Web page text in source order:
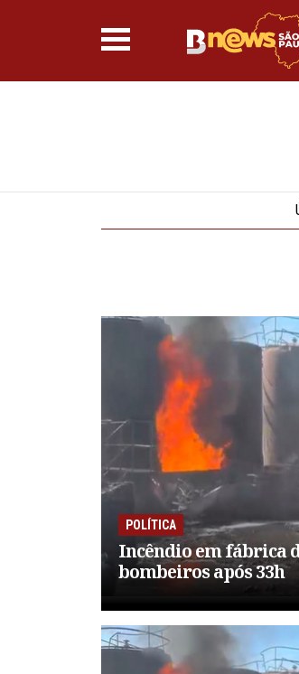
POLÍTICA
Incêndio em fábrica
bombeiros após 33h